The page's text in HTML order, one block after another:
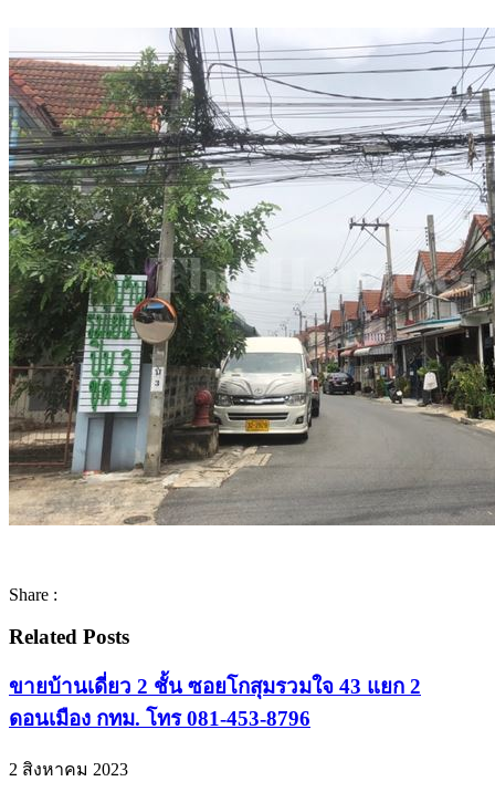
Share :
Related Posts
ขายบ้านเดี่ยว 2 ชั้น ซอยโกสุมรวมใจ 43 แยก 2
ดอนเมือง กทม. โทร 081-453-8796
2 สิงหาคม 2023